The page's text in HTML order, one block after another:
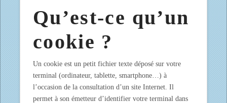
Qu’est-ce qu’un
cookie ?
Un cookie est un petit fichier texte déposé sur votre
terminal (ordinateur, tablette, smartphone…) à
l’occasion de la consultation d’un site Internet. Il
permet à son émetteur d’identifier votre terminal dans